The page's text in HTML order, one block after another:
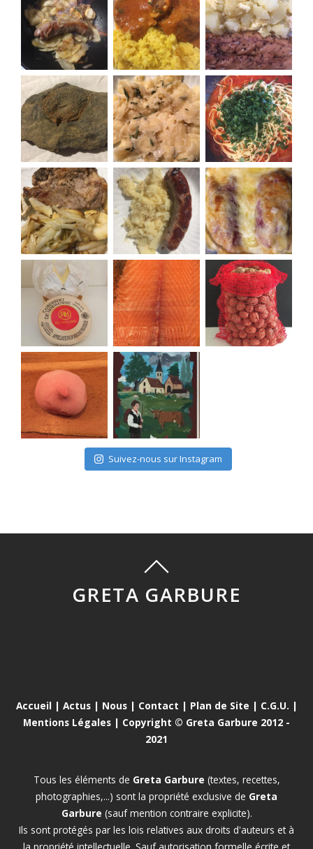
Suivez-nous sur Instagram
GRETA GARBURE
Accueil | Actus| Nous| Contact | Plan de Site | C.G.U. |
Mentions Légales | Copyright © Greta Garbure 2012 -
2021
Tous les éléments de Greta Garbure (textes, recettes,
photographies,...) sont la propriété exclusive de Greta
Garbure (sauf mention contraire explicite).
Ils sont protégés par les lois relatives aux droits d'auteurs et à